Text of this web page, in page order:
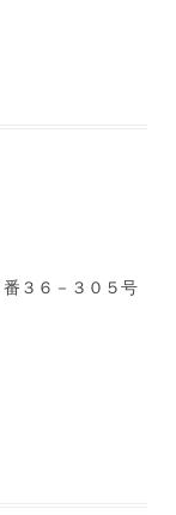
３６－３０５号